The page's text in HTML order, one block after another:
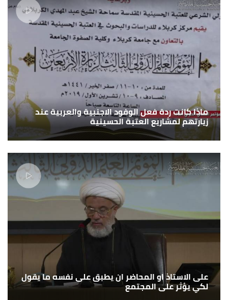
ماذا كانت ردة فعل الوفود الاجنبية والعربية عند
زيارتهم لمشاريع العتبة الحسينية
على الاستاذ او المحاضر ان يطبق على نفسه ما يقول
لكي يؤثر على المجتمع